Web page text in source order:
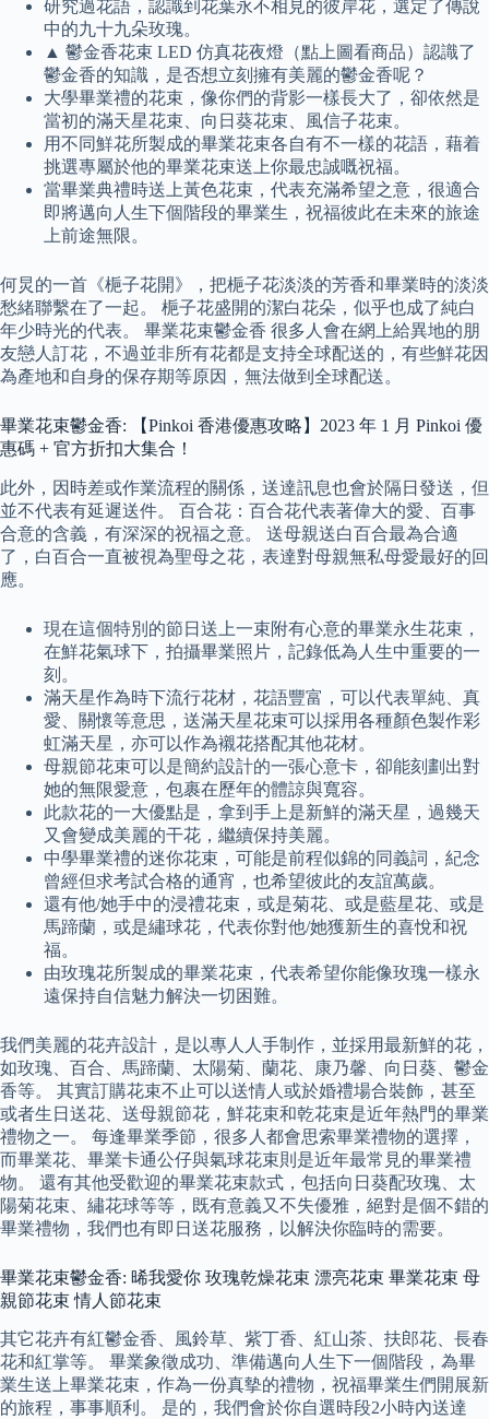
研究過花語，認識到花葉永不相見的彼岸花，選定了傳說
中的九十九朵玫瑰。
▲ 鬱金香花束 LED 仿真花夜燈（點上圖看商品）認識了
鬱金香的知識，是否想立刻擁有美麗的鬱金香呢？
大學畢業禮的花束，像你們的背影一樣長大了，卻依然是
當初的滿天星花束、向日葵花束、風信子花束。
用不同鮮花所製成的畢業花束各自有不一樣的花語，藉着
挑選專屬於他的畢業花束送上你最忠誠嘅祝福。
當畢業典禮時送上黃色花束，代表充滿希望之意，很適合
即將邁向人生下個階段的畢業生，祝福彼此在未來的旅途
上前途無限。
何炅的一首《梔子花開》，把梔子花淡淡的芳香和畢業時的淡淡
愁緒聯繫在了一起。 梔子花盛開的潔白花朵，似乎也成了純白
年少時光的代表。 畢業花束鬱金香 很多人會在網上給異地的朋
友戀人訂花，不過並非所有花都是支持全球配送的，有些鮮花因
為產地和自身的保存期等原因，無法做到全球配送。
畢業花束鬱金香: 【Pinkoi 香港優惠攻略】2023 年 1 月 Pinkoi 優
惠碼 + 官方折扣大集合！
此外，因時差或作業流程的關係，送達訊息也會於隔日發送，但
並不代表有延遲送件。 百合花：百合花代表著偉大的愛、百事
合意的含義，有深深的祝福之意。 送母親送白百合最為合適
了，白百合一直被視為聖母之花，表達對母親無私母愛最好的回
應。
現在這個特別的節日送上一束附有心意的畢業永生花束，
在鮮花氣球下，拍攝畢業照片，記錄低為人生中重要的一
刻。
滿天星作為時下流行花材，花語豐富，可以代表單純、真
愛、關懷等意思，送滿天星花束可以採用各種顏色製作彩
虹滿天星，亦可以作為襯花搭配其他花材。
母親節花束可以是簡約設計的一張心意卡，卻能刻劃出對
她的無限愛意，包裹在歷年的體諒與寬容。
此款花的一大優點是，拿到手上是新鮮的滿天星，過幾天
又會變成美麗的干花，繼續保持美麗。
中學畢業禮的迷你花束，可能是前程似錦的同義詞，紀念
曾經但求考試合格的通宵，也希望彼此的友誼萬歲。
還有他/她手中的浸禮花束，或是菊花、或是藍星花、或是
馬蹄蘭，或是繡球花，代表你對他/她獲新生的喜悅和祝
福。
由玫瑰花所製成的畢業花束，代表希望你能像玫瑰一樣永
遠保持自信魅力解決一切困難。
我們美麗的花卉設計，是以專人人手制作，並採用最新鮮的花，
如玫瑰、百合、馬蹄蘭、太陽菊、蘭花、康乃馨、向日葵、鬱金
香等。 其實訂購花束不止可以送情人或於婚禮場合裝飾，甚至
或者生日送花、送母親節花，鮮花束和乾花束是近年熱門的畢業
禮物之一。 每逢畢業季節，很多人都會思索畢業禮物的選擇，
而畢業花、畢業卡通公仔與氣球花束則是近年最常見的畢業禮
物。 還有其他受歡迎的畢業花束款式，包括向日葵配玫瑰、太
陽菊花束、繡花球等等，既有意義又不失優雅，絕對是個不錯的
畢業禮物，我們也有即日送花服務，以解決你臨時的需要。
畢業花束鬱金香: 晞我愛你 玫瑰乾燥花束 漂亮花束 畢業花束 母
親節花束 情人節花束
其它花卉有紅鬱金香、風鈴草、紫丁香、紅山茶、扶郎花、長春
花和紅掌等。 畢業象徵成功、準備邁向人生下一個階段，為畢
業生送上畢業花束，作為一份真摰的禮物，祝福畢業生們開展新
的旅程，事事順利。 是的，我們會於你自選時段2小時內送達